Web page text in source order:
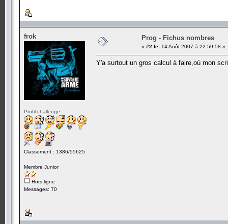
frok
Profil challenge
Classement : 1386/55625
Membre Junior
Hors ligne
Messages: 70
Prog - Fichus nombres
« #2 le: 14 Août 2007 à 22:59:58 »
Y'a surtout un gros calcul à faire,où mon